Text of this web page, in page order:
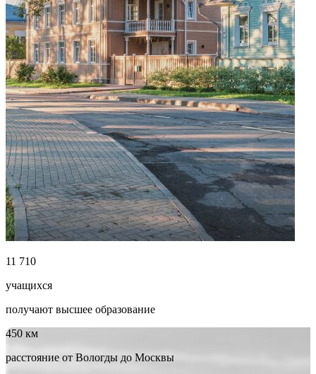
11 710
учащихся
получают высшее образование
450 км
расстояние от Вологды до Москвы